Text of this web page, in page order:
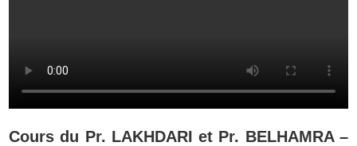
Cours du Pr. LAKHDARI et Pr. BELHAMRA –